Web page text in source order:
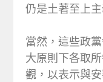
仍是土著至上主
當然，這些政
大原則下各取
觀，以表示與